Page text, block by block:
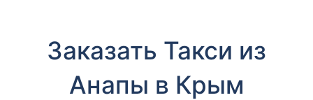
Заказать Такси из
Анапы в Крым